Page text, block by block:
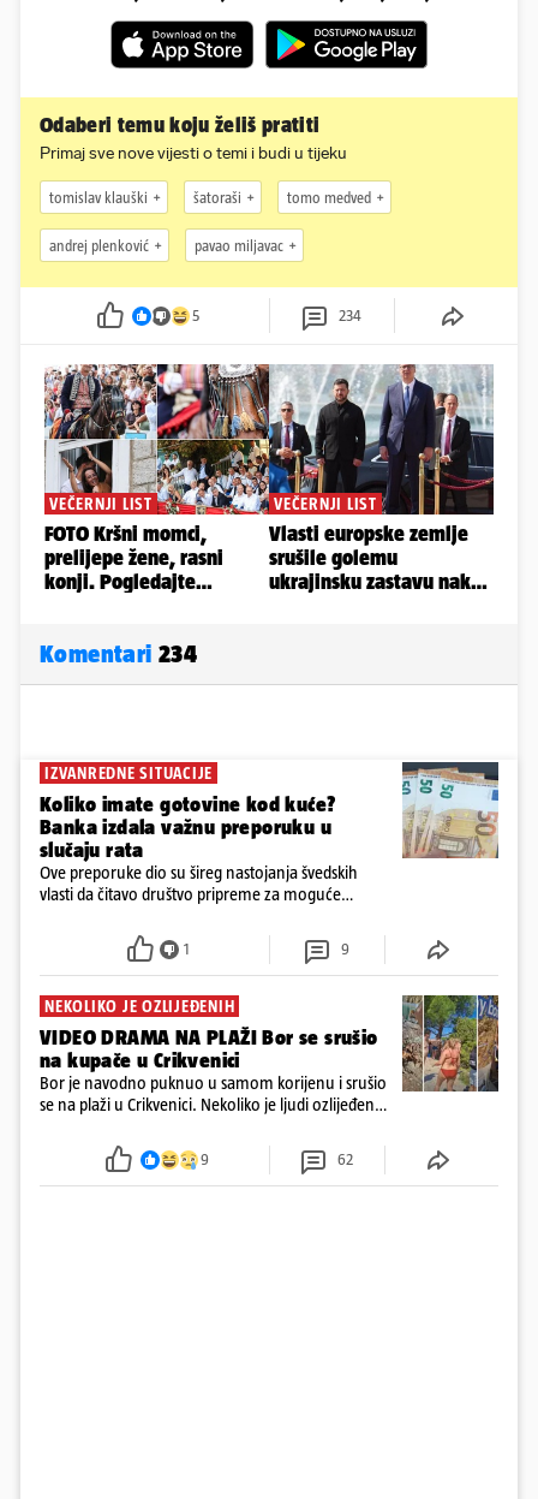
Odaberi temu koju želiš pratiti
Primaj sve nove vijesti o temi i budi u tijeku
tomislav klauški šatoraši tomo medved
andrej plenković pavao miljavac
5 234
Komentari 234
IZVANREDNE SITUACIJE
Koliko imate gotovine kod kuće?
Banka izdala važnu preporuku u
slučaju rata
Ove preporuke dio su šireg nastojanja švedskih
vlasti da čitavo društvo pripreme za moguće
1 9
NEKOLIKO JE OZLIJEĐENIH
VIDEO DRAMA NA PLAŽI Bor se srušio
na kupače u Crikvenici
Bor je navodno puknuo u samom korijenu i srušio
se na plaži u Crikvenici. Nekoliko je ljudi ozlijeđeno,
9 62